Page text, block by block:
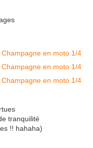
tranquilité
!! hahaha)